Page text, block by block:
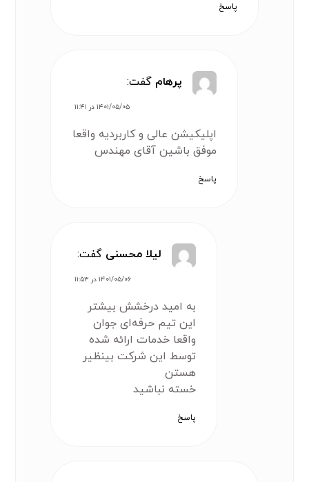
پاسخ
پرهام گفت:
۱۴۰۱/۰۵/۰۵ در ۱۱:۴۱
اپلیکیشن عالی و کاربردیه واقعا
موفق باشین آقای مهندس
پاسخ
لیلا محسنی گفت:
۱۴۰۱/۰۵/۰۶ در ۱۱:۵۳
به امید درخشش بیشتر
این تیم حرفه‌ای جوان
واقعا خدمات ارائه شده
توسط این شرکت بینظیر
هستن
خسته نباشید
پاسخ